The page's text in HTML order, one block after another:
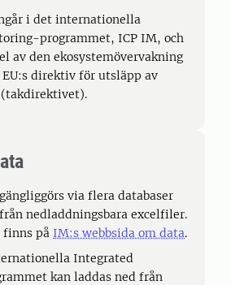
i det internationella
programmet, ICP IM, och
av den ekosystemövervakning
direktiv för utsläpp av
via flera databaser
nedladdningsbara excelfiler.
på IM:s webbsida om data.
Integrated
kan laddas ned från